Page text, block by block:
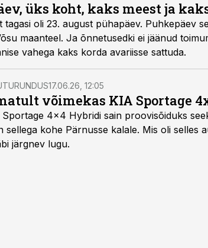
üks koht, kaks meest ja
tagasi oli 23. august pühapäev. Puhkepäev
maanteel. Ja õnnetusedki ei jäänud
vahega kaks korda avariisse sattuda.
17.06.26, 12:05
võimekas KIA Sportage
4x4 Hybridi sain proovisõiduks
sellega kohe Pärnusse kalale. Mis oli selles
järgnev lugu.